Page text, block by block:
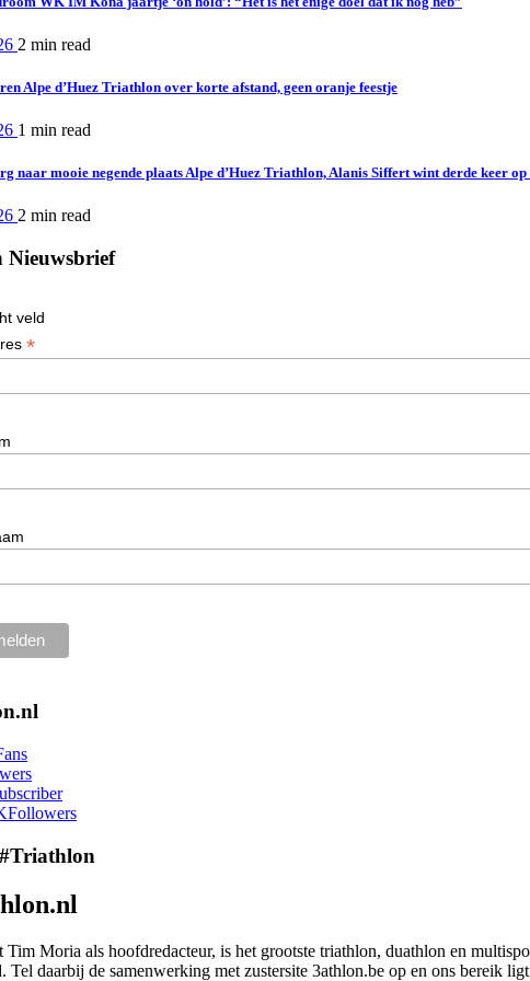
2 min read
Alpe d’Huez Triathlon over korte afstand, geen oranje feestje
1 min read
naar mooie negende plaats Alpe d’Huez Triathlon, Alanis Siffert wint derde keer
2 min read
Nieuwsbrief
veld
*
Followers
Tim Moria als hoofdredacteur, is het grootste triathlon, duathlon en
Tel daarbij de samenwerking met zustersite 3athlon.be op en ons bereik